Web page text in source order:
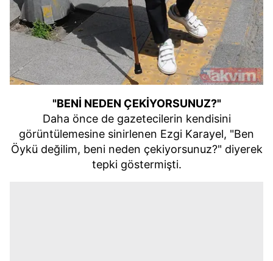
"BENİ NEDEN ÇEKİYORSUNUZ?"
Daha önce de gazetecilerin kendisini
görüntülemesine sinirlenen Ezgi Karayel, "Ben
Öykü değilim, beni neden çekiyorsunuz?" diyerek
tepki göstermişti.